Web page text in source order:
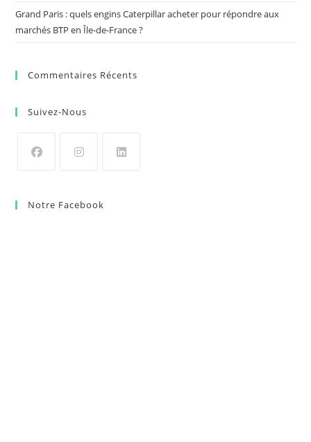
Grand Paris : quels engins Caterpillar acheter pour répondre aux
marchés BTP en Île-de-France ?
Commentaires Récents
Suivez-Nous
Notre Facebook